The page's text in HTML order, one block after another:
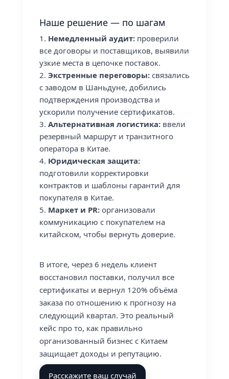
Наше решение — по шагам
Немедленный аудит:проверили
все договоры и поставщиков, выявили
узкие места в цепочке поставок.
Экстренные переговоры:связались
с заводом в Шаньдуне, добились
подтверждения производства и
ускорили получение сертификатов.
Альтернативная логистика:ввели
резервный маршрут и транзитного
оператора в Китае.
Юридическая защита:
подготовили корректировки
контрактов и шаблоны гарантий для
покупателя в Китае.
Маркет и PR:организовали
коммуникацию с покупателем на
китайском, чтобы вернуть доверие.
В итоге, через 6 недель клиент
восстановил поставки, получил все
сертификаты и вернул 120% объёма
заказа по отношению к прогнозу на
следующий квартал. Это реальный
кейс про то, как правильно
организованный бизнес с Китаем
защищает доходы и репутацию.
Расскажите ваш случай